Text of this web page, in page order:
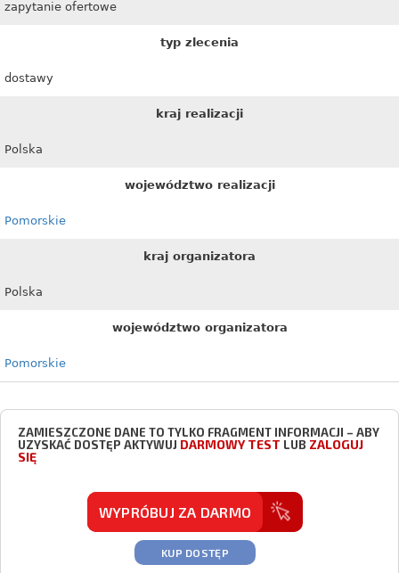
zapytanie ofertowe
typ zlecenia
dostawy
kraj realizacji
Polska
województwo realizacji
Pomorskie
kraj organizatora
Polska
województwo organizatora
Pomorskie
ZAMIESZCZONE DANE TO TYLKO FRAGMENT INFORMACJI – ABY
UZYSKAĆ DOSTĘP AKTYWUJ DARMOWY TEST LUB ZALOGUJ
SIĘ
WYPRÓBUJ ZA DARMO
KUP DOSTĘP